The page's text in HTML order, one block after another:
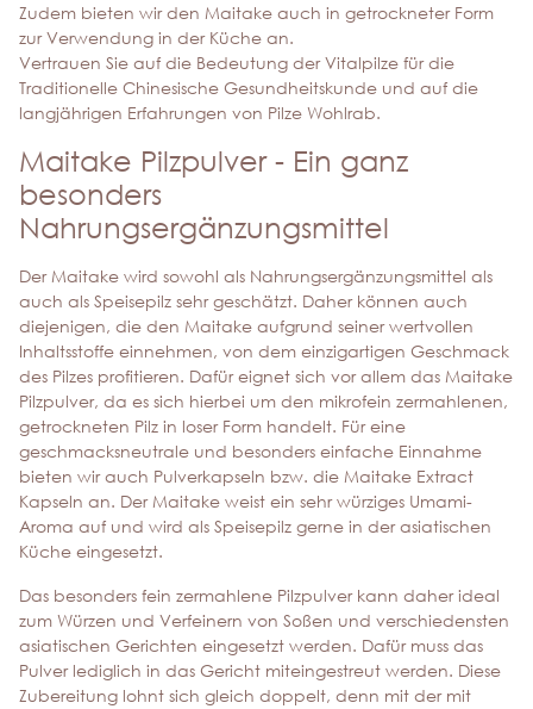
Zudem bieten wir den Maitake auch in getrockneter Form
zur Verwendung in der Küche an.
Vertrauen Sie auf die Bedeutung der Vitalpilze für die
Traditionelle Chinesische Gesundheitskunde und auf die
langjährigen Erfahrungen von Pilze Wohlrab.
Maitake Pilzpulver - Ein ganz
besonders
Nahrungsergänzungsmittel
Der Maitake wird sowohl als Nahrungsergänzungsmittel als
auch als Speisepilz sehr geschätzt. Daher können auch
diejenigen, die den Maitake aufgrund seiner wertvollen
Inhaltsstoffe einnehmen, von dem einzigartigen Geschmack
des Pilzes profitieren. Dafür eignet sich vor allem das Maitake
Pilzpulver, da es sich hierbei um den mikrofein zermahlenen,
getrockneten Pilz in loser Form handelt. Für eine
geschmacksneutrale und besonders einfache Einnahme
bieten wir auch Pulverkapseln bzw. die Maitake Extract
Kapseln an. Der Maitake weist ein sehr würziges Umami-
Aroma auf und wird als Speisepilz gerne in der asiatischen
Küche eingesetzt.
Das besonders fein zermahlene Pilzpulver kann daher ideal
zum Würzen und Verfeinern von Soßen und verschiedensten
asiatischen Gerichten eingesetzt werden. Dafür muss das
Pulver lediglich in das Gericht miteingestreut werden. Diese
Zubereitung lohnt sich gleich doppelt, denn mit der mit